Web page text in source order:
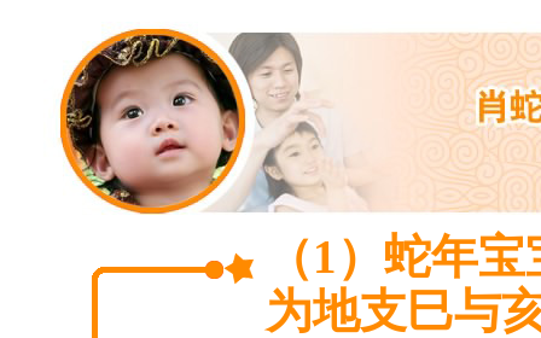
（1）蛇年
为地支巳与